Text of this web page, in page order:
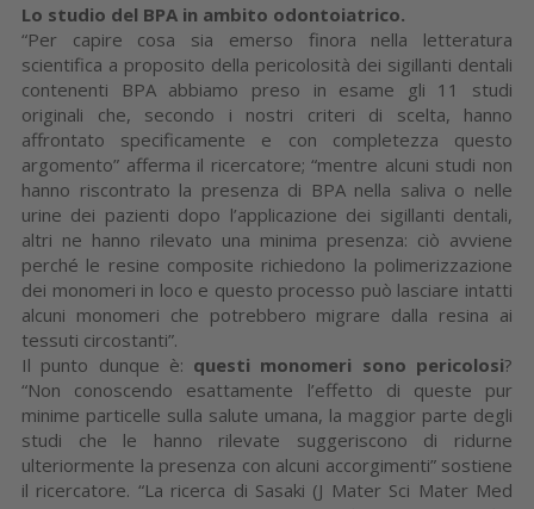
Lo studio del BPA in ambito odontoiatrico.
“Per capire cosa sia emerso finora nella letteratura
scientifica a proposito della pericolosità dei sigillanti dentali
contenenti BPA abbiamo preso in esame gli 11 studi
originali che, secondo i nostri criteri di scelta, hanno
affrontato specificamente e con completezza questo
argomento” afferma il ricercatore; “mentre alcuni studi non
hanno riscontrato la presenza di BPA nella saliva o nelle
urine dei pazienti dopo l’applicazione dei sigillanti dentali,
altri ne hanno rilevato una minima presenza: ciò avviene
perché le resine composite richiedono la polimerizzazione
dei monomeri in loco e questo processo può lasciare intatti
alcuni monomeri che potrebbero migrare dalla resina ai
tessuti circostanti”.
Il punto dunque è: questi monomeri sono pericolosi?
“Non conoscendo esattamente l’effetto di queste pur
minime particelle sulla salute umana, la maggior parte degli
studi che le hanno rilevate suggeriscono di ridurne
ulteriormente la presenza con alcuni accorgimenti” sostiene
il ricercatore. “La ricerca di Sasaki (J Mater Sci Mater Med